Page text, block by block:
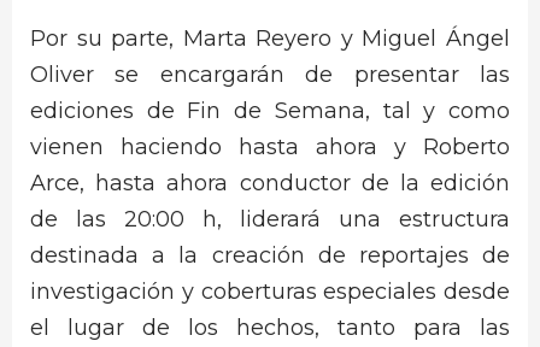
Por su parte, Marta Reyero y Miguel Ángel
Oliver se encargarán de presentar las
ediciones de Fin de Semana, tal y como
vienen haciendo hasta ahora y Roberto
Arce, hasta ahora conductor de la edición
de las 20:00 h, liderará una estructura
destinada a la creación de reportajes de
investigación y coberturas especiales desde
el lugar de los hechos, tanto para las